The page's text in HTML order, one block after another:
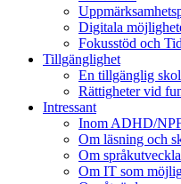
Digitala
Fokusstöd och
Tillgänglighet
En tillgänglig
Rättigheter vid
Intressant
Inom ADHD/
Om läsning och
Om
Om IT som